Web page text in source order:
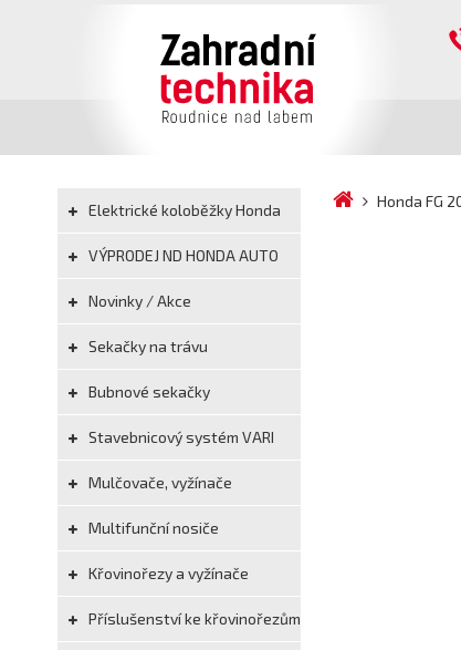
Elektrické koloběžky Honda
VÝPRODEJ ND HONDA AUTO
Novinky / Akce
Sekačky na trávu
Bubnové sekačky
Stavebnicový systém VARI
Mulčovače, vyžínače
Multifunční nosiče
Křovinořezy a vyžínače
Příslušenství ke křovinořezům
Honda FG